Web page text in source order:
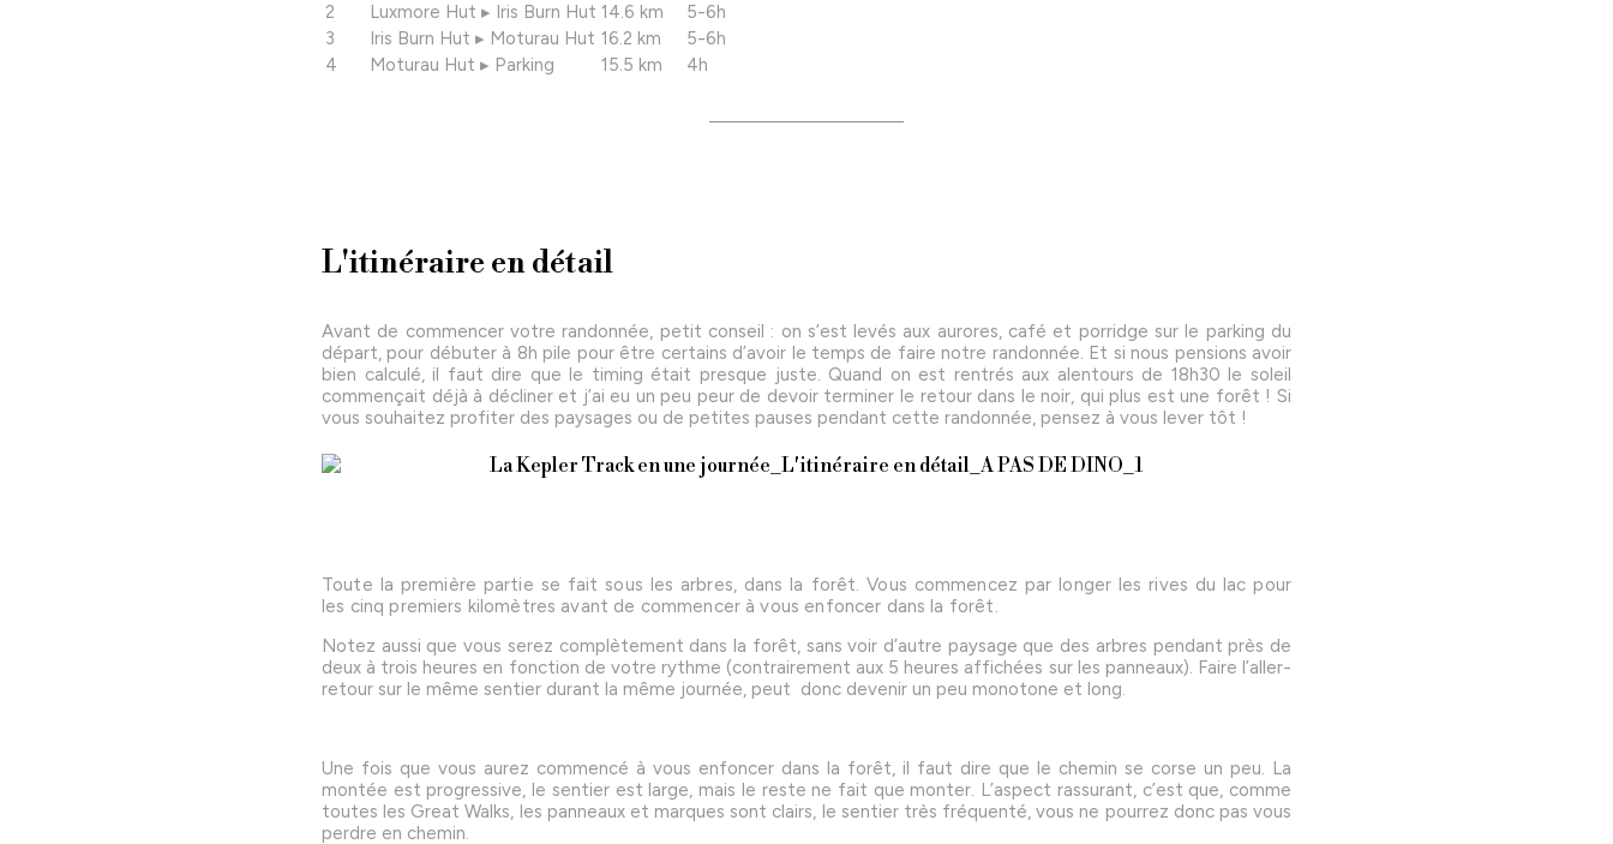
2
Luxmore Hut ▸ Iris Burn Hut 14.6 km
5-6h
3
Iris Burn Hut ▸ Moturau Hut 16.2 km
5-6h
4
Moturau Hut ▸ Parking 15.5 km 4h
L'itinéraire en détail
Avant de commencer votre randonnée, petit conseil : on s’est levés aux aurores, café et porridge sur le parking du
départ, pour débuter à 8h pile pour être certains d’avoir le temps de faire notre randonnée. Et si nous pensions avoir
bien calculé, il faut dire que le timing était presque juste. Quand on est rentrés aux alentours de 18h30 le soleil
commençait déjà à décliner et j’ai eu un peu peur de devoir terminer le retour dans le noir, qui plus est une forêt ! Si
vous souhaitez profiter des paysages ou de petites pauses pendant cette randonnée, pensez à vous lever tôt !
Toute la première partie se fait sous les arbres, dans la forêt. Vous commencez par longer les rives du lac pour
les cinq premiers kilomètres avant de commencer à vous enfoncer dans la forêt.
Notez aussi que vous serez complètement dans la forêt, sans voir d’autre paysage que des arbres pendant près de
deux à trois heures en fonction de votre rythme (contrairement aux 5 heures affichées sur les panneaux). Faire l’aller-
retour sur le même sentier durant la même journée, peut donc devenir un peu monotone et long.
Une fois que vous aurez commencé à vous enfoncer dans la forêt, il faut dire que le chemin se corse un peu. La
montée est progressive, le sentier est large, mais le reste ne fait que monter. L’aspect rassurant, c’est que, comme
toutes les Great Walks, les panneaux et marques sont clairs, le sentier très fréquenté, vous ne pourrez donc pas vous
perdre en chemin.